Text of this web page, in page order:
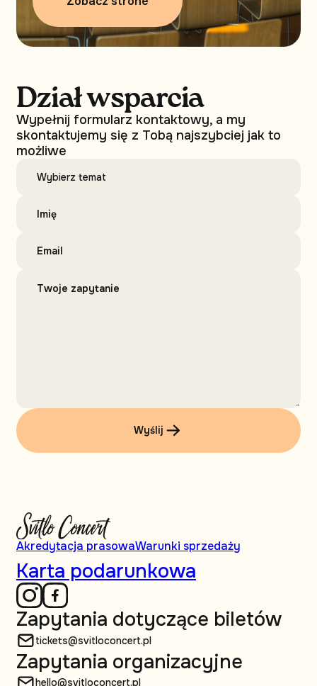
Dział wsparcia
Wypełnij formularz kontaktowy, a my
skontaktujemy się z Tobą najszybciej jak to
możliwe
Wyślij
Akredytacja prasowaWarunki sprzedaży
Karta podarunkowa
Zapytania dotyczące biletów
tickets@svitloconcert.pl
Zapytania organizacyjne
hello@svitloconcert.pl